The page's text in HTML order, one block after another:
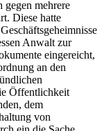
gegen mehrere
Diese hatte
Anwalt zur
eingereicht,
an den
Öffentlichkeit
dem
von